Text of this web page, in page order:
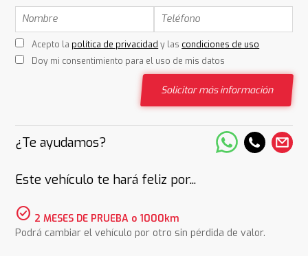
Acepto la política de privacidad y las condiciones de uso
Doy mi consentimiento para el uso de mis datos
Solicitar más información
¿Te ayudamos?
Este vehículo te hará feliz por...
check_circle 2 MESES DE PRUEBA o 1000km
Podrá cambiar el vehículo por otro sin pérdida de valor.